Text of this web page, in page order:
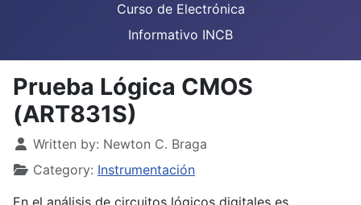
Curso de Electrónica
Informativo INCB
Prueba Lógica CMOS
(ART831S)
Details
Written by: Newton C. Braga
Category: Instrumentación
En el análisis de circuitos lógicos digitales es